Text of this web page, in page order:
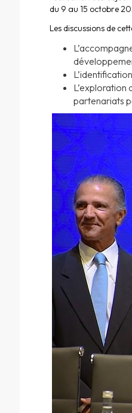
du 9 au 15 octobre
Les discussions de
L’exploration
partenariats